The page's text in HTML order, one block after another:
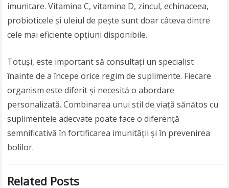
imunitare. Vitamina C, vitamina D, zincul, echinaceea,
probioticele și uleiul de pește sunt doar câteva dintre
cele mai eficiente opțiuni disponibile.
Totuși, este important să consultați un specialist
înainte de a începe orice regim de suplimente. Fiecare
organism este diferit și necesită o abordare
personalizată. Combinarea unui stil de viață sănătos cu
suplimentele adecvate poate face o diferență
semnificativă în fortificarea imunității și în prevenirea
bolilor.
Related Posts